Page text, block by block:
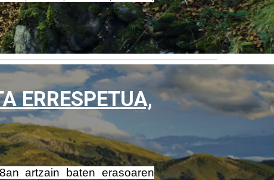
ERRESPETUA,
artzain baten erasoaren